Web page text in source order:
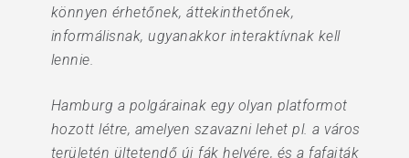
könnyen érhetőnek, áttekinthetőnek,
informálisnak, ugyanakkor interaktívnak kell
lennie.
Hamburg a polgárainak egy olyan platformot
hozott létre, amelyen szavazni lehet pl. a város
területén ültetendő új fák helyére, és a fafajták